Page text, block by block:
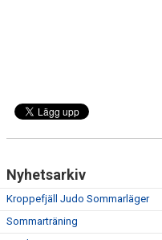
Nyhetsarkiv
Kroppefjäll Judo Sommarläger
Sommarträning